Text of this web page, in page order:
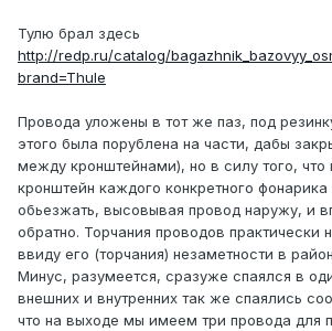
Тулю брал здесь
http://redp.ru/catalog/
brand=Thule
Провода уложены в тот же паз, под
этого была порублена на части, дабы
между кронштейнами), но в силу того, что
кронштейн каждого конкретного
обьезжать, высовывая провод наружу, и
обратно. Торчания проводов практически
ввиду его (торчания) незаметности в
Минус, разумеется, сразуже спаялся в
внешних и внутренних так же спаялись
что на выходе мы имеем три провода для